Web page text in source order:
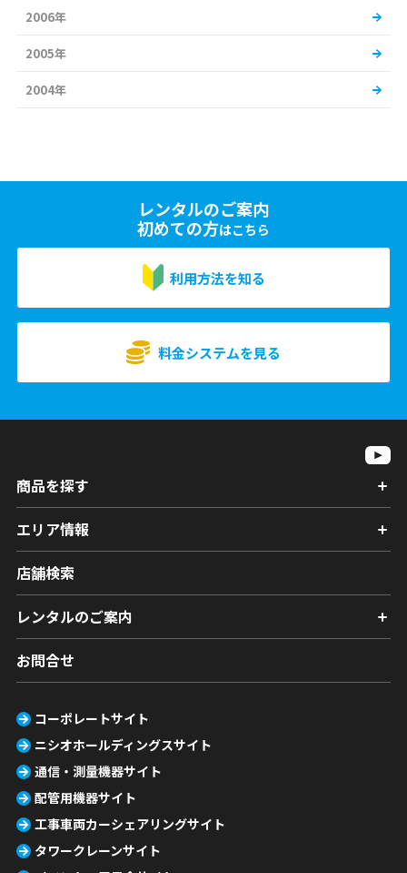
2006年
2005年
2004年
レンタルのご案内
初めての方はこちら
利用方法を知る
料金システムを見る
商品を探す
エリア情報
店舗検索
レンタルのご案内
お問合せ
コーポレートサイト
ニシオホールディングスサイト
通信・測量機器サイト
配管用機器サイト
工事車両カーシェアリングサイト
タワークレーンサイト